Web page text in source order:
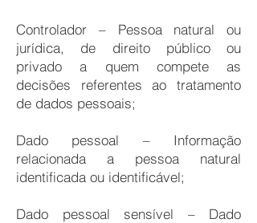
Controlador – Pessoa natural ou
jurídica, de direito público ou
privado a quem compete as
decisões referentes ao tratamento
de dados pessoais;
Dado pessoal – Informação
relacionada a pessoa natural
identificada ou identificável;
Dado pessoal sensível – Dado